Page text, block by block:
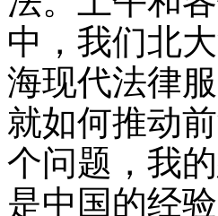
中，我们北
海现代法律
就如何推动
个问题，我
是中国的经验